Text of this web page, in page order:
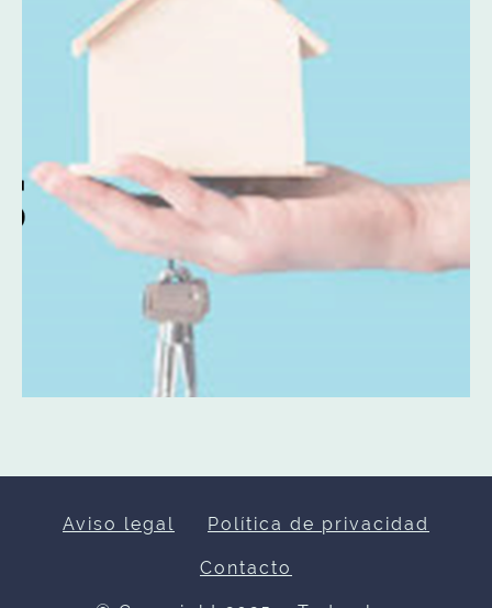
Aviso legal Política de privacidad
Contacto